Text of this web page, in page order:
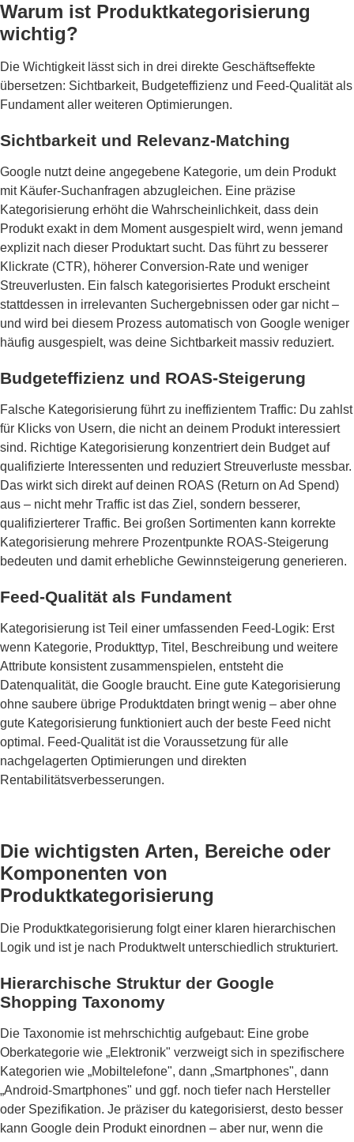
Warum ist Produktkategorisierung
wichtig?
Die Wichtigkeit lässt sich in drei direkte Geschäftseffekte
übersetzen: Sichtbarkeit, Budgeteffizienz und Feed-Qualität als
Fundament aller weiteren Optimierungen.
Sichtbarkeit und Relevanz-Matching
Google nutzt deine angegebene Kategorie, um dein Produkt
mit Käufer-Suchanfragen abzugleichen. Eine präzise
Kategorisierung erhöht die Wahrscheinlichkeit, dass dein
Produkt exakt in dem Moment ausgespielt wird, wenn jemand
explizit nach dieser Produktart sucht. Das führt zu besserer
Klickrate (CTR), höherer Conversion-Rate und weniger
Streuverlusten. Ein falsch kategorisiertes Produkt erscheint
stattdessen in irrelevanten Suchergebnissen oder gar nicht –
und wird bei diesem Prozess automatisch von Google weniger
häufig ausgespielt, was deine Sichtbarkeit massiv reduziert.
Budgeteffizienz und ROAS-Steigerung
Falsche Kategorisierung führt zu ineffizientem Traffic: Du zahlst
für Klicks von Usern, die nicht an deinem Produkt interessiert
sind. Richtige Kategorisierung konzentriert dein Budget auf
qualifizierte Interessenten und reduziert Streuverluste messbar.
Das wirkt sich direkt auf deinen ROAS (Return on Ad Spend)
aus – nicht mehr Traffic ist das Ziel, sondern besserer,
qualifizierterer Traffic. Bei großen Sortimenten kann korrekte
Kategorisierung mehrere Prozentpunkte ROAS-Steigerung
bedeuten und damit erhebliche Gewinnsteigerung generieren.
Feed-Qualität als Fundament
Kategorisierung ist Teil einer umfassenden Feed-Logik: Erst
wenn Kategorie, Produkttyp, Titel, Beschreibung und weitere
Attribute konsistent zusammenspielen, entsteht die
Datenqualität, die Google braucht. Eine gute Kategorisierung
ohne saubere übrige Produktdaten bringt wenig – aber ohne
gute Kategorisierung funktioniert auch der beste Feed nicht
optimal. Feed-Qualität ist die Voraussetzung für alle
nachgelagerten Optimierungen und direkten
Rentabilitätsverbesserungen.
Die wichtigsten Arten, Bereiche oder
Komponenten von
Produktkategorisierung
Die Produktkategorisierung folgt einer klaren hierarchischen
Logik und ist je nach Produktwelt unterschiedlich strukturiert.
Hierarchische Struktur der Google
Shopping Taxonomy
Die Taxonomie ist mehrschichtig aufgebaut: Eine grobe
Oberkategorie wie „Elektronik" verzweigt sich in spezifischere
Kategorien wie „Mobiltelefone", dann „Smartphones", dann
„Android-Smartphones" und ggf. noch tiefer nach Hersteller
oder Spezifikation. Je präziser du kategorisierst, desto besser
kann Google dein Produkt einordnen – aber nur, wenn die